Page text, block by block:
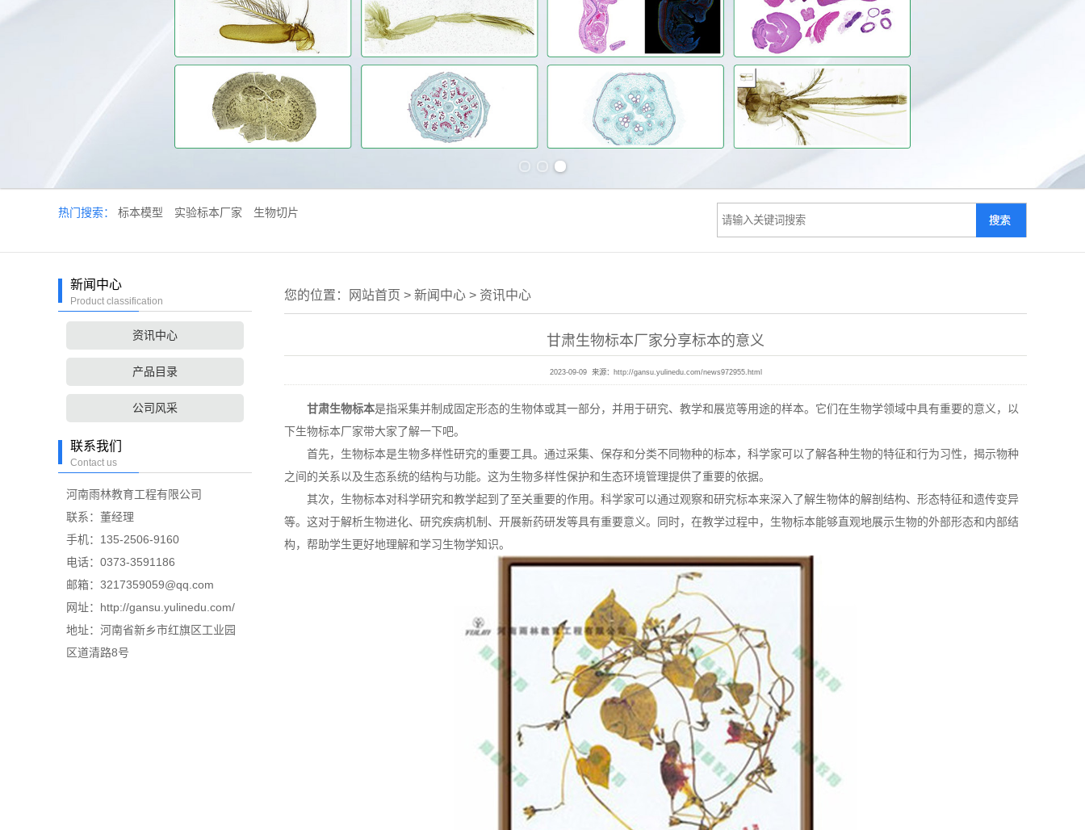
热门搜索： 标本模型 实验标本厂家 生物切片
新闻中心
Product classification
资讯中心
产品目录
公司风采
联系我们
Contact us
河南雨林教育工程有限公司
联系：董经理
手机：135-2506-9160
电话：0373-3591186
邮箱：3217359059@qq.com
网址：http://gansu.yulinedu.com/
地址：河南省新乡市红旗区工业园
区道清路8号
您的位置： 网站首页 > 新闻中心 > 资讯中心
甘肃生物标本厂家分享标本的意义
2023-09-09 来源： http://gansu.yulinedu.com/news972955.html
甘肃生物标本是指采集并制成固定形态的生物体或其一部分，并用于研究、教学和展览等用途的样本。它们在生物学领域中具有重要的意义，以
下生物标本厂家带大家了解一下吧。
首先，生物标本是生物多样性研究的重要工具。通过采集、保存和分类不同物种的标本，科学家可以了解各种生物的特征和行为习性，揭示物种
之间的关系以及生态系统的结构与功能。这为生物多样性保护和生态环境管理提供了重要的依据。
其次，生物标本对科学研究和教学起到了至关重要的作用。科学家可以通过观察和研究标本来深入了解生物体的解剖结构、形态特征和遗传变异
等。这对于解析生物进化、研究疾病机制、开展新药研发等具有重要意义。同时，在教学过程中，生物标本能够直观地展示生物的外部形态和内部结
构，帮助学生更好地理解和学习生物学知识。